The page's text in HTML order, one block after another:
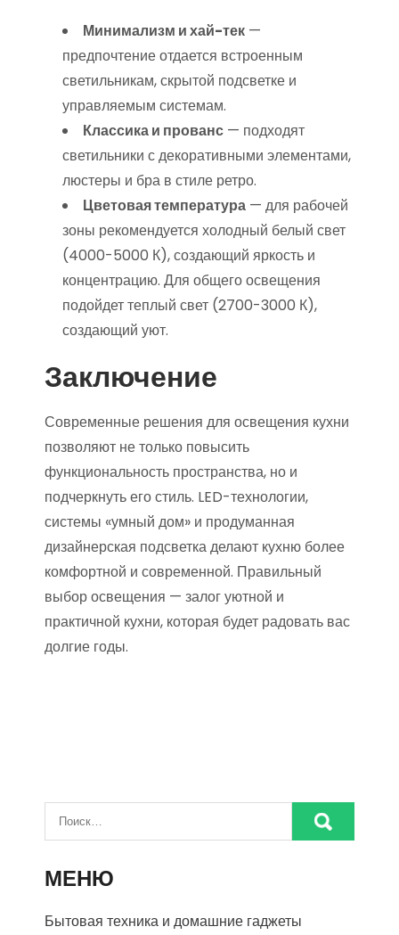
Минимализм и хай-тек —
предпочтение отдается встроенным
светильникам, скрытой подсветке и
управляемым системам.
Классика и прованс — подходят
светильники с декоративными элементами,
люстеры и бра в стиле ретро.
Цветовая температура — для рабочей
зоны рекомендуется холодный белый свет
(4000-5000 К), создающий яркость и
концентрацию. Для общего освещения
подойдет теплый свет (2700-3000 К),
создающий уют.
Заключение
Современные решения для освещения кухни
позволяют не только повысить
функциональность пространства, но и
подчеркнуть его стиль. LED-технологии,
системы «умный дом» и продуманная
дизайнерская подсветка делают кухню более
комфортной и современной. Правильный
выбор освещения — залог уютной и
практичной кухни, которая будет радовать вас
долгие годы.
МЕНЮ
Бытовая техника и домашние гаджеты